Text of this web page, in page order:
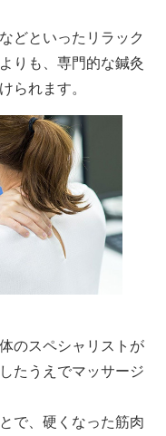
どといったリラック
りも、専門的な鍼灸
られます。
のスペシャリストが
たうえでマッサージ
で、硬くなった筋肉